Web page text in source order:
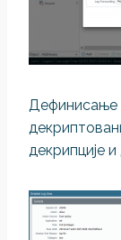
Дефинисање
декрипције